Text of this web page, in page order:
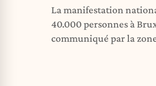
La manifestation
40.000 personnes à
communiqué par la